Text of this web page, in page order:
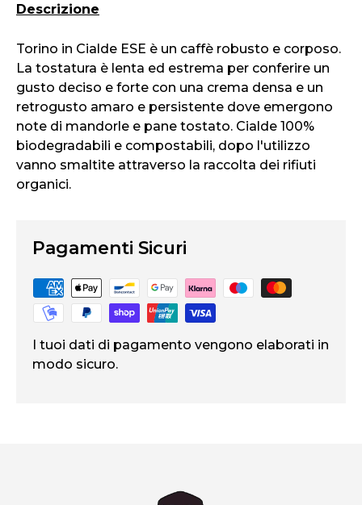
Descrizione
Torino in Cialde ESE è un caffè robusto e corposo.
La tostatura è lenta ed estrema per conferire un
gusto deciso e forte con una crema densa e un
retrogusto amaro e persistente dove emergono
note di mandorle e pane tostato. Cialde 100%
biodegradabili e compostabili, dopo l'utilizzo
vanno smaltite attraverso la raccolta dei rifiuti
organici.
Pagamenti Sicuri
I tuoi dati di pagamento vengono elaborati in
modo sicuro.